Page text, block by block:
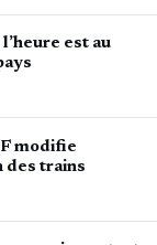
est au
modifie
des trains